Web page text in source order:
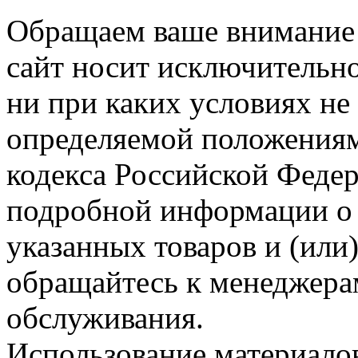
Обращаем ваше
сайт носит
ни при каких условиях
определяемой
кодекса Российской
подробной информации
указанных товаров и
обращайтесь к
обслуживания.